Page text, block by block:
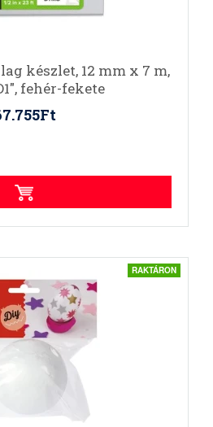
készlet, 12 mm x 7 m,
fehér-fekete
RAKTÁRON